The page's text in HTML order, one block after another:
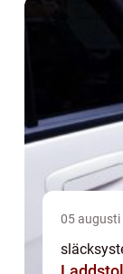
05 augusti